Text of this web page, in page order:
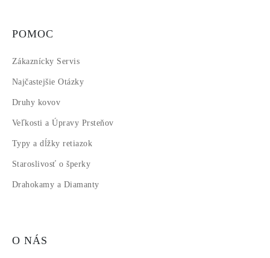
POMOC
Zákaznícky Servis
Najčastejšie Otázky
Druhy kovov
Veľkosti a Úpravy Prsteňov
Typy a dĺžky retiazok
Staroslivosť o šperky
Drahokamy a Diamanty
O NÁS